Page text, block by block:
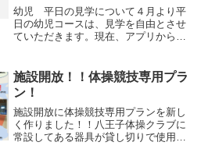
幼児 平日の見学について４月より平
日の幼児コースは、見学を自由とさせ
ていただきます。現在、アプリから見
制限無く見学いただけます。土曜・日
曜に関しましては従来通り見学予約の
チ...
施設開放！！体操競技専用プラ
ン！
施設開放に体操競技専用プランを新し
く作りました！！八王子体操クラブに
常設してある器具が貸し切りで使用で